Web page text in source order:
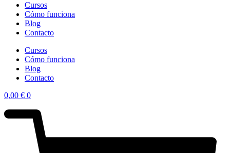
Cursos
Cómo funciona
Blog
Contacto
Cursos
Cómo funciona
Blog
Contacto
0,00 € 0